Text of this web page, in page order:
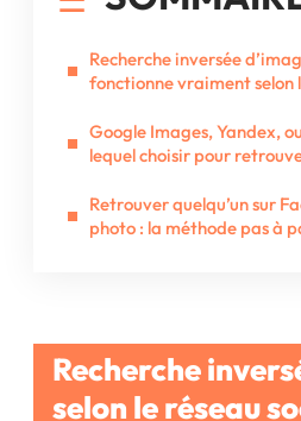
Recherche inversée
fonctionne vraiment selon
Google Images, Yandex,
lequel choisir pour
Retrouver quelqu’un sur
photo : la méthode pas à
Recherche
selon le réseau